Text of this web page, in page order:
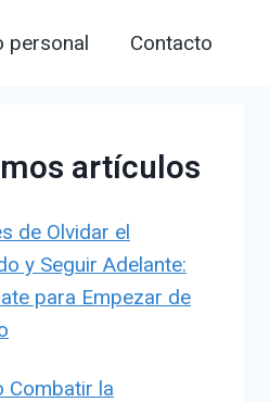
personal Contacto
artículos
de Olvidar el
y Seguir Adelante:
para Empezar de
Combatir la